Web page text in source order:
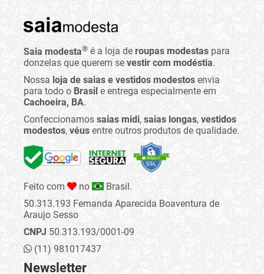
Saia modesta® é a loja de roupas modestas para
donzelas que querem se vestir com modéstia.
Nossa loja de saias e vestidos modestos envia
para todo o Brasil e entrega especialmente em
Cachoeira, BA.
Confeccionamos saias midi, saias longas, vestidos
modestos, véus entre outros produtos de qualidade.
Feito com no
Brasil.
50.313.193 Fernanda Aparecida Boaventura de
Araujo Sesso
CNPJ 50.313.193/0001-09
(11) 981017437
Newsletter